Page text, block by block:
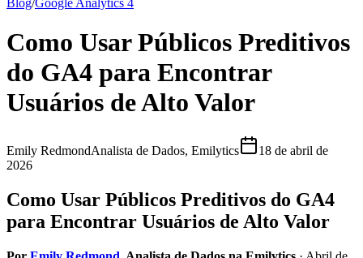
Blog/Google Analytics 4
Como Usar Públicos Preditivos
do GA4 para Encontrar
Usuários de Alto Valor
Emily RedmondAnalista de Dados, Emilytics
18 de abril de
2026
Como Usar Públicos Preditivos do GA4
para Encontrar Usuários de Alto Valor